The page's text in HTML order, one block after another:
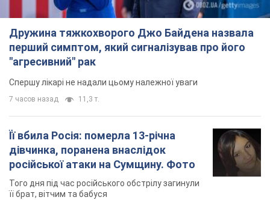
Дружина тяжкохворого Джо Байдена назвала
перший симптом, який сигналізував про його
"агресивний" рак
Спершу лікарі не надали цьому належної уваги
7 часов назад 11,3 т.
Її вбила Росія: померла 13-річна
дівчинка, поранена внаслідок
російської атаки на Сумщину. Фото
Того дня під час російського обстрілу загинули
її брат, вітчим та бабуся